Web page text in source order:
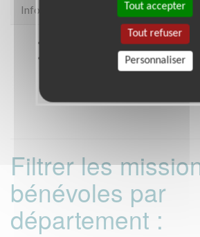
Infos pratiques
Espace Gustave
Gustave Fontaine COUDEKERQUE
Filtrer les
bénévoles par
département :
Tout accepter
Tout refuser
Personnaliser